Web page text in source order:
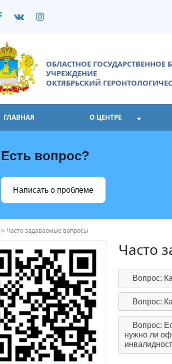
ОБЛАСТНОЕ ГОСУДАРСТВЕННОЕ
УЧРЕЖДЕНИЕ
ОКТЯБРЬСКИЙ
ГЛАВНАЯ О ЦЕНТРЕ
Есть вопрос?
Написать о проблеме
> Часто задаваемые вопросы
Часто
Вопрос:
Вопрос:
Вопрос:
нужно ли